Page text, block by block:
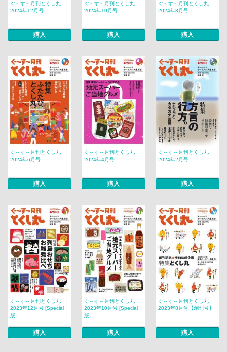
ぐ～す～月刊とくし丸
2024年12月号
購入
ぐ～す～月刊とくし丸
2024年10月号
購入
ぐ～す～月刊とくし丸
2024年8月号
購入
ぐ～す～月刊とくし丸
2024年6月号
購入
ぐ～す～月刊とくし丸
2024年4月号
購入
ぐ～す～月刊とくし丸
2024年2月号
購入
ぐ～す～月刊とくし丸
2023年12月号 [Special
版]
購入
ぐ～す～月刊とくし丸
2023年10月号 [Special
版]
購入
ぐ～す～月刊とくし丸
2023年8月号【創刊号】
購入